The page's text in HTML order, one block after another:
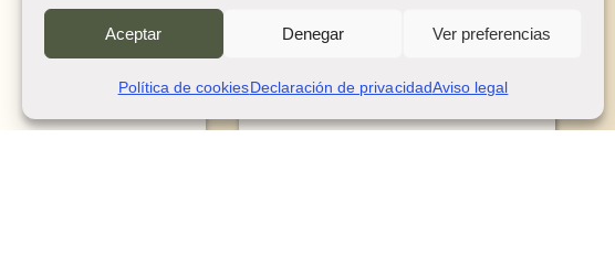
Aceptar Denegar Ver preferencias
Política de cookiesDeclaración de privacidadAviso legal
escuchar y servir a los
las personas.